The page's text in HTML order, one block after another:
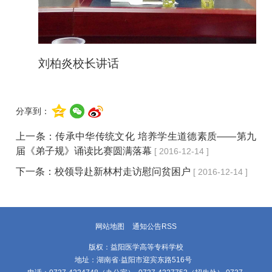
刘柏炎校长讲话
分享到：
上一条：传承中华传统文化 培养学生道德素质——第九
届《弟子规》诵读比赛圆满落幕 [ 2016-12-14 ]
下一条：校领导赴新林村走访慰问贫困户 [ 2016-12-14 ]
网站地图 通知公告RSS
版权：益阳医学高等专科学校
地址：湖南省·益阳市迎宾东路516号